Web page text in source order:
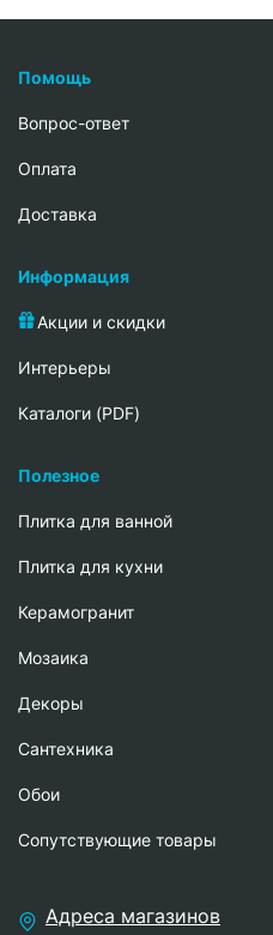
Помощь
Вопрос-ответ
Oплата
Доставка
Информация
Акции и скидки
Интерьеры
Каталоги (PDF)
Полезное
Плитка для ванной
Плитка для кухни
Керамогранит
Мозаика
Декоры
Сантехника
Обои
Сопутствующие товары
Адреса магазинов